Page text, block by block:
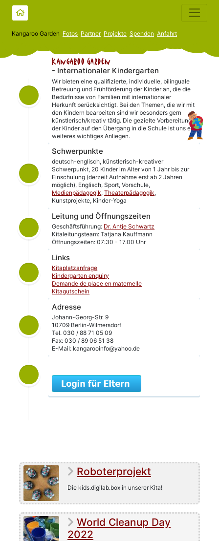
Kangaroo Garden Fotos Partner Projekte Spenden Anfahrt
Kangaroo Garden
- Internationaler Kindergarten
Wir bieten eine qualifizierte, individuelle, bilinguale
Betreuung und Frühförderung der Kinder an, die die
Bedürfnisse von Familien mit internationaler
Herkunft berücksichtigt. Bei den Themen, die wir mit
den Kindern bearbeiten sind wir besonders gern
künstlerisch/kreativ tätig. Die gezielte Vorbereitung
der Kinder auf den Übergang in die Schule ist uns ein
weiteres wichtiges Anliegen.
Schwerpunkte
deutsch-englisch, künstlerisch-kreativer
Schwerpunkt, 20 Kinder im Alter von 1 Jahr bis zur
Einschulung (derzeit Aufnahme erst ab 2 Jahren
möglich), Englisch, Sport, Vorschule,
Medienpädagogik,Theaterpädagogik,
Kunstprojekte, Kinder-Yoga
Leitung und Öffnungszeiten
Geschäftsführung: Dr. Antje Schwartz
Kitaleitungsteam: Tatjana Kauffmann
Öffnungszeiten: 07:30 - 17.00 Uhr
Links
Kitaplatzanfrage
Kindergarten enquiry
Demande de place en maternelle
Kitagutschein
Adresse
Johann-Georg-Str. 9
10709 Berlin-Wilmersdorf
Tel. 030 / 88 71 05 09
Fax: 030 / 89 06 51 38
E-Mail: kangarooinfo@yahoo.de
Roboterprojekt
Die kids.digilab.box in unserer Kita!
World Cleanup Day
2022